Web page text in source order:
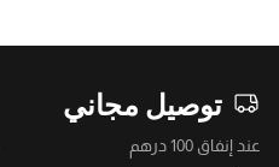
توصيل مجاني
عند إنفاق 100 درهم